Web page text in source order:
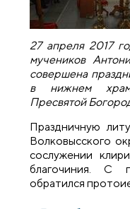
27 апреля 2017
мучеников
совершена
в нижнем
Пресвятой
Праздничную
Волковысского
сослужении
благочиния. С
обратился